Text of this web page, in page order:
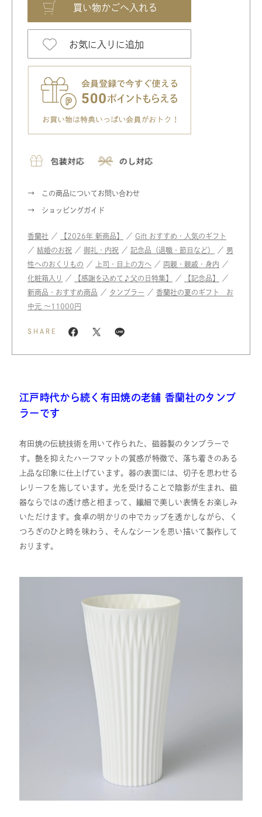
お気に入りに追加
この商品についてお問い合わせ
ショッピングガイド
香蘭社 ／ 【2026年 新商品】 ／ Gift おすすめ・人気のギフト
／ 結婚のお祝 ／ 御礼・内祝 ／ 記念品（退職・節目など） ／ 男
性へのおくりもの ／ 上司・目上の方へ ／ 両親・親戚・身内 ／
化粧箱入り
／ 【感謝を込めて♪父の日特集】 ／ 【記念品】
／
新商品・おすすめ商品 ／ タンブラー ／ 香蘭社の夏のギフト お
中元 〜11000円
SHARE
江戸時代から続く有田焼の老舗 香蘭社のタンブ
ラーです
有田焼の伝統技術を用いて作られた、磁器製のタンブラーで
す。艶を抑えたハーフマットの質感が特徴で、落ち着きのある
上品な印象に仕上げています。器の表面には、切子を思わせる
レリーフを施しています。光を受けることで陰影が生まれ、磁
器ならではの透け感と相まって、繊細で美しい表情をお楽しみ
いただけます。食卓の明かりの中でカップを透かしながら、く
つろぎのひと時を味わう、そんなシーンを思い描いて製作して
おります。